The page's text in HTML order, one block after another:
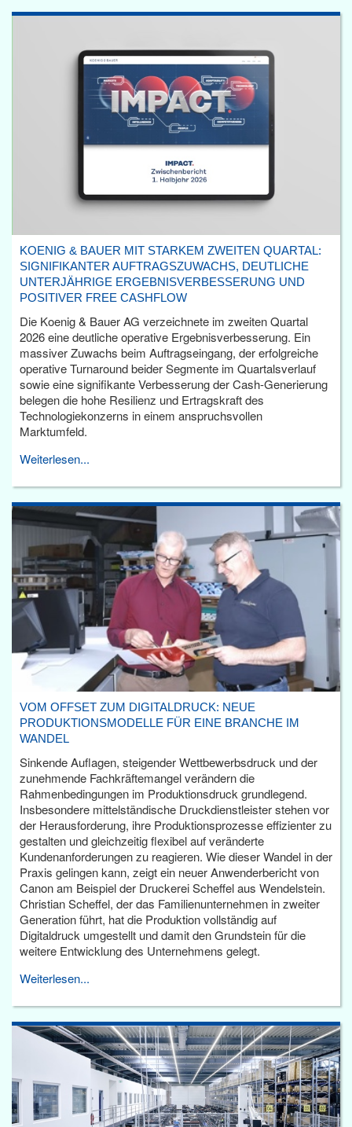
KOENIG & BAUER MIT STARKEM ZWEITEN QUARTAL:
SIGNIFIKANTER AUFTRAGSZUWACHS, DEUTLICHE
UNTERJÄHRIGE ERGEBNISVERBESSERUNG UND
POSITIVER FREE CASHFLOW
Die Koenig & Bauer AG verzeichnete im zweiten Quartal
2026 eine deutliche operative Ergebnisverbesserung. Ein
massiver Zuwachs beim Auftragseingang, der erfolgreiche
operative Turnaround beider Segmente im Quartalsverlauf
sowie eine signifikante Verbesserung der Cash-Generierung
belegen die hohe Resilienz und Ertragskraft des
Technologiekonzerns in einem anspruchsvollen
Marktumfeld.
Weiterlesen...
VOM OFFSET ZUM DIGITALDRUCK: NEUE
PRODUKTIONSMODELLE FÜR EINE BRANCHE IM
WANDEL
Sinkende Auflagen, steigender Wettbewerbsdruck und der
zunehmende Fachkräftemangel verändern die
Rahmenbedingungen im Produktionsdruck grundlegend.
Insbesondere mittelständische Druckdienstleister stehen vor
der Herausforderung, ihre Produktionsprozesse effizienter zu
gestalten und gleichzeitig flexibel auf veränderte
Kundenanforderungen zu reagieren. Wie dieser Wandel in der
Praxis gelingen kann, zeigt ein neuer Anwenderbericht von
Canon am Beispiel der Druckerei Scheffel aus Wendelstein.
Christian Scheffel, der das Familienunternehmen in zweiter
Generation führt, hat die Produktion vollständig auf
Digitaldruck umgestellt und damit den Grundstein für die
weitere Entwicklung des Unternehmens gelegt.
Weiterlesen...